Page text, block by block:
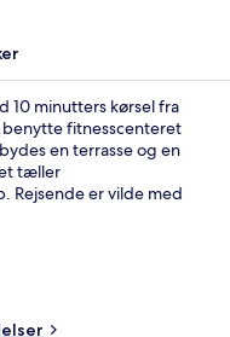
10 minutters kørsel fra
benytte fitnesscenteret
en terrasse og en
tæller
Rejsende er vilde med
er få skridt derfra og
væk.